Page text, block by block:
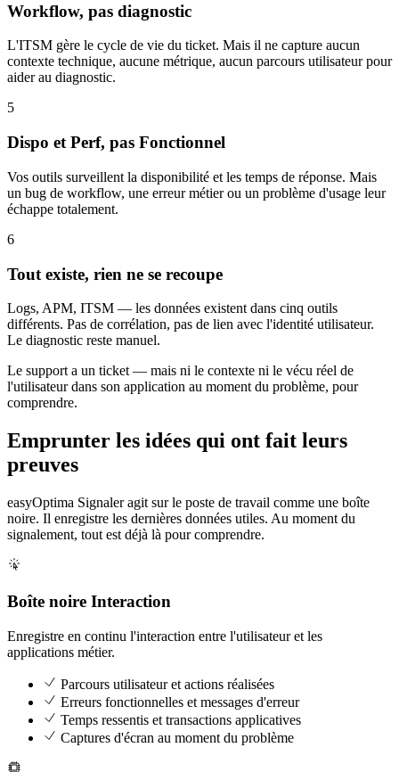
Workflow, pas diagnostic
L'ITSM gère le cycle de vie du ticket. Mais il ne capture aucun
contexte technique, aucune métrique, aucun parcours utilisateur pour
aider au diagnostic.
5
Dispo et Perf, pas Fonctionnel
Vos outils surveillent la disponibilité et les temps de réponse. Mais
un bug de workflow, une erreur métier ou un problème d'usage leur
échappe totalement.
6
Tout existe, rien ne se recoupe
Logs, APM, ITSM — les données existent dans cinq outils
différents. Pas de corrélation, pas de lien avec l'identité utilisateur.
Le diagnostic reste manuel.
Le support a un ticket — mais ni le contexte ni le vécu réel de
l'utilisateur dans son application au moment du problème, pour
comprendre.
Emprunter les idées qui ont fait leurs
preuves
easyOptima Signaler agit sur le poste de travail comme une boîte
noire. Il enregistre les dernières données utiles. Au moment du
signalement, tout est déjà là pour comprendre.
Boîte noire Interaction
Enregistre en continu l'interaction entre l'utilisateur et les
applications métier.
Parcours utilisateur et actions réalisées
Erreurs fonctionnelles et messages d'erreur
Temps ressentis et transactions applicatives
Captures d'écran au moment du problème